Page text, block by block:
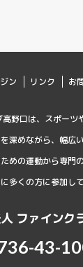
ン リンク お
野口は、スポーツ
深めながら、幅広
めの運動から専門
多くの方に参加し
ファインク
43-